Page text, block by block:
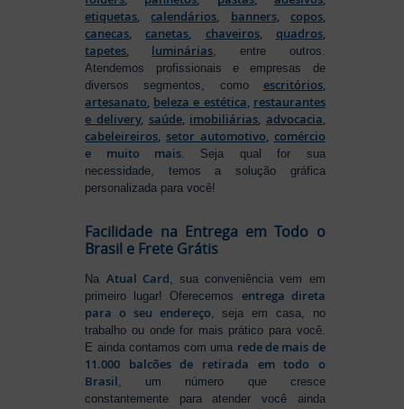
etiquetas,calendários, banners, copos,
canecas,canetas, chaveiros, quadros,
tapetes, luminárias , entre outros.
Atendemos profissionais e empresas de
diversos segmentos, como escritórios,
artesanato, beleza e estética, restaurantes
e delivery, saúde, imobiliárias, advocacia,
cabeleireiros, setor automotivo, comércio
e muito mais . Seja qual for sua
necessidade, temos a solução gráfica
personalizada para você!
Facilidade na Entrega em Todo o
Brasil e Frete Grátis
Na Atual Card , sua conveniência vem em
primeiro lugar! Oferecemos entrega direta
para o seu endereço , seja em casa, no
trabalho ou onde for mais prático para você.
E ainda contamos com uma rede de mais de
11.000 balcões de retirada em todo o
Brasil , um número que cresce
constantemente para atender você ainda